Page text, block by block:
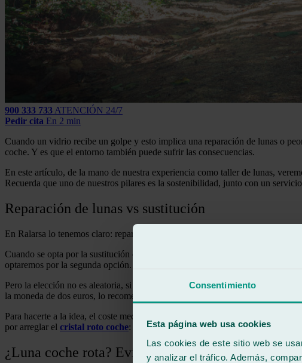
Consentimiento
Esta página web usa cookies
Las cookies de este sitio web se
y analizar el tráfico. Además,
900 333 733 ATENCIÓN 24/7
Pedir cita En 2 min
Cuando un vidrio recibe un golpe y esto implica una reparación de lunas o
coche. Y es que el entorno también puede sufrir las consecuencias.
En este artículo, de la mano de nuestra experiencia como taller de lunas,
Recuerda que uno de nuestros pilares es la sostenibilidad, junto con un
Reparación de lunas vs sustitución
En Ralarsa lo tenemos claro: reparar antes que sustituir. Y es que, siempre que
Cuando se opta por la sustitución de un cristal en lugar de una
optaremos por la segunda opción.
Pero la elección no es aleatoria, si bien nuestro equipo de técnicos
la moneda de dos euros, lo recomendable será cambiar el cristal. En caso
Para hacerte a la idea, el coste medioambiental de un cambio de vidrio
por arreglar el cristal roto coche: 0,002 kg de residuos.
¿Luna coche rota? Evítalo con estos consejos